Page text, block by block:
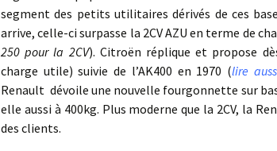
segment des petits utilitaires dérivés de ces
arrive, celle-ci surpasse la 2CV AZU en terme de
250 pour la 2CV). Citroën réplique et propose
charge utile) suivie de l’AK400 en 1970 (lire
Renault dévoile une nouvelle fourgonnette sur
elle aussi à 400kg. Plus moderne que la 2CV, la
des clients.